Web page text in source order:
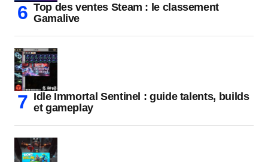
Top des ventes Steam : le classement
Gamalive
Idle Immortal Sentinel : guide talents, builds
et gameplay